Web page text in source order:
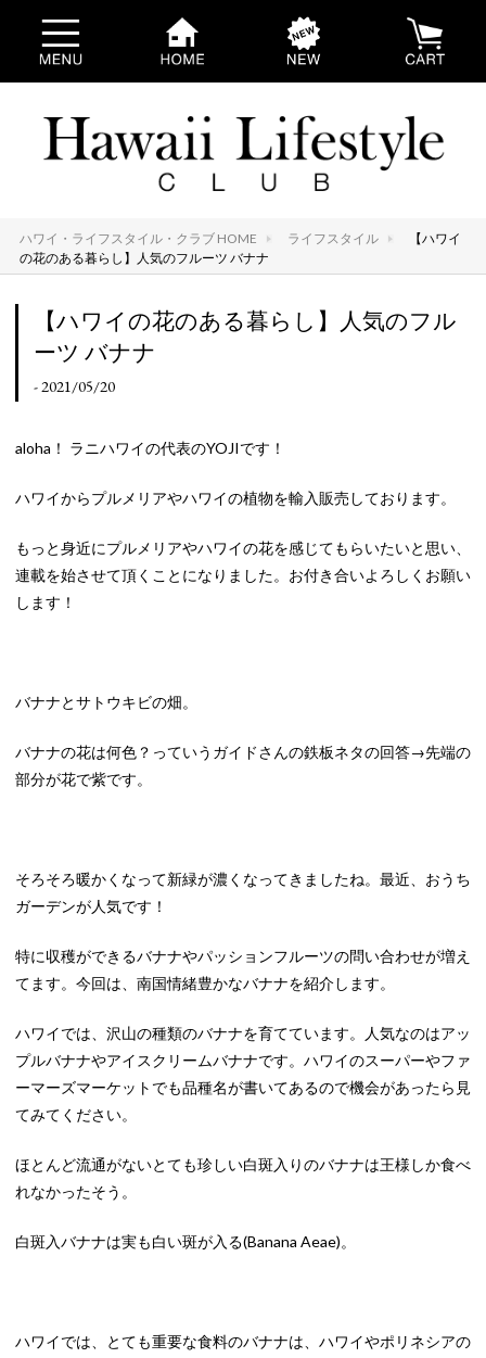
ハワイ・ライフスタイル・クラブ HOME ライフスタイル
【ハワイ
の花のある暮らし】人気のフルーツ バナナ
【ハワイの花のある暮らし】人気のフル
ーツ バナナ
- 2021/05/20
aloha！ ラニハワイの代表のYOJIです！
ハワイからプルメリアやハワイの植物を輸入販売しております。
もっと身近にプルメリアやハワイの花を感じてもらいたいと思い、
連載を始させて頂くことになりました。お付き合いよろしくお願い
します！
バナナとサトウキビの畑。
バナナの花は何色？っていうガイドさんの鉄板ネタの回答→先端の
部分が花で紫です。
そろそろ暖かくなって新緑が濃くなってきましたね。最近、おうち
ガーデンが人気です！
特に収穫ができるバナナやパッションフルーツの問い合わせが増え
てます。今回は、南国情緒豊かなバナナを紹介します。
ハワイでは、沢山の種類のバナナを育てています。人気なのはアッ
プルバナナやアイスクリームバナナです。ハワイのスーパーやファ
ーマーズマーケットでも品種名が書いてあるので機会があったら見
てみてください。
ほとんど流通がないとても珍しい白斑入りのバナナは王様しか食べ
れなかったそう。
白斑入バナナは実も白い斑が入る(Banana Aeae)。
ハワイでは、とても重要な食料のバナナは、ハワイやポリネシアの